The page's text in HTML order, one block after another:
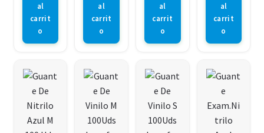
al
carrit
o
al
carrit
o
al
carrit
o
al
carrit
o